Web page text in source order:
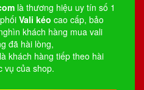
là thương hiệu uy tín số 1
Vali kéo cao cấp, bảo
khách hàng mua vali
đã hài lòng,
khách hàng tiếp theo hài
vụ của shop.